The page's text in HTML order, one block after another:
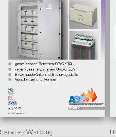
Service/Wartung